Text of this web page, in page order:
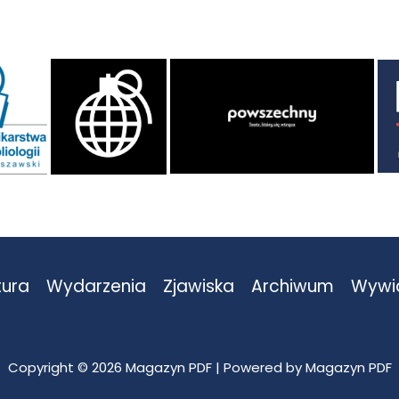
Wydarzenia Zjawiska Archiwum
Copyright © 2026 Magazyn PDF | Powered by Magazyn PDF